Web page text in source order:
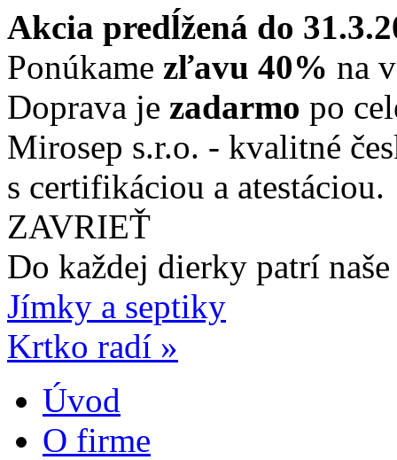
Akcia predĺžená do
Ponúkame zľavu 40% na
Doprava je zadarmo po
Mirosep s.r.o. - kvalitné
s certifikáciou a atestáciou.
ZAVRIEŤ
Do každej dierky patrí
Jímky a septiky
Krtko radí »
Úvod
O firme